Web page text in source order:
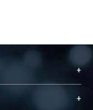
+
永久珍藏及向國際+